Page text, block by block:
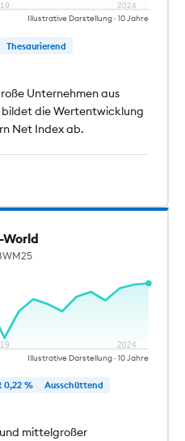
2024
Illustrative Darstellung · 10 Jahre
Thesaurierend
Unternehmen aus
die Wertentwicklung
Net Index ab.
World
2024
Illustrative Darstellung · 10 Jahre
0,22 %
Ausschüttend
mittelgroßer